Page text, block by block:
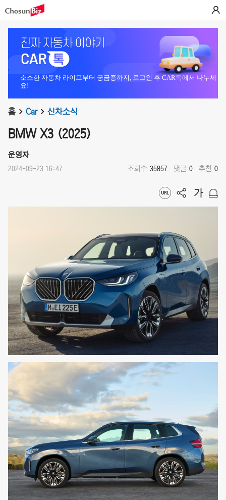
소소한 자동차 라이프부터 궁금증까지, 로그인 후 CAR톡에서 나누세
요!
홈 Car 신차소식
BMW X3 (2025)
운영자
2024-09-23 16:47 조회수 35857 댓글 0 추천 0